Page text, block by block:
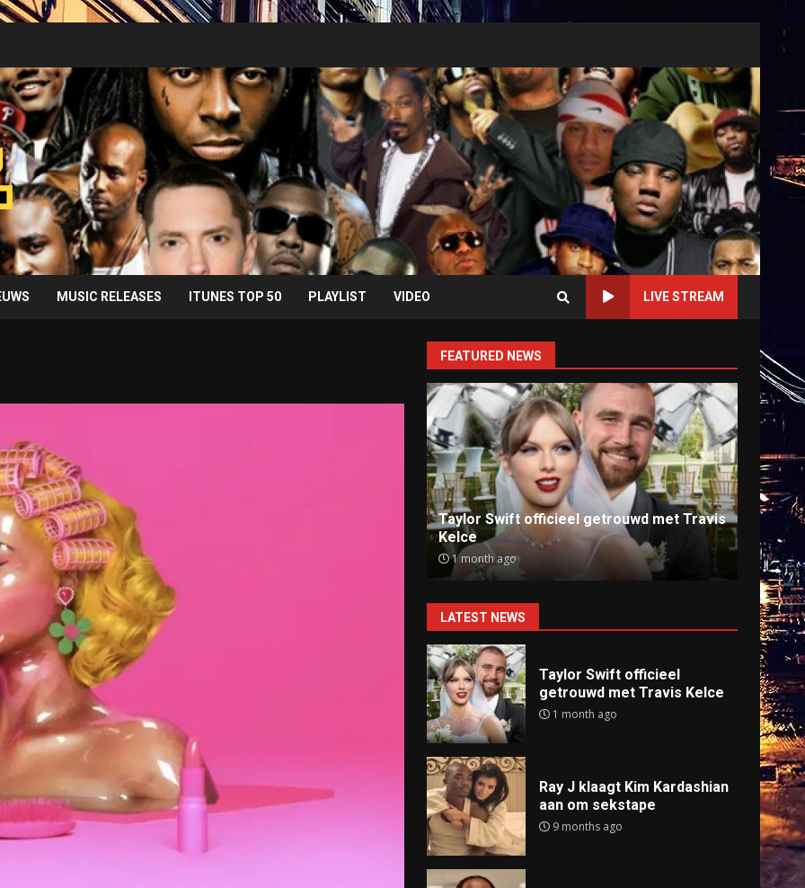
MUSIC RELEASES ITUNES TOP 50 PLAYLIST VIDEO LIVE STREAM
FEATURED NEWS
Taylor Swift officieel getrouwd met Travis
Kelce
1 month ago
Ray J klaagt Kim Kardashian aan om
sekstape
9 months ago
Anti-
9
LATEST NEWS
Taylor Swift officieel
getrouwd met Travis Kelce
1 month ago
Ray J klaagt Kim Kardashian
aan om sekstape
9 months ago